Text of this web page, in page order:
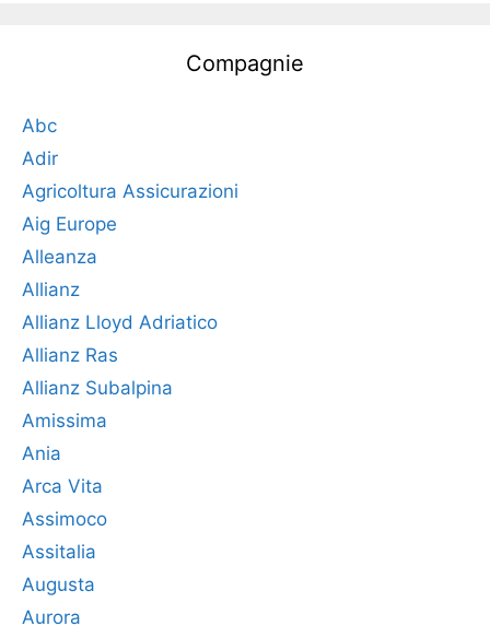
Compagnie
Abc
Adir
Agricoltura Assicurazioni
Aig Europe
Alleanza
Allianz
Allianz Lloyd Adriatico
Allianz Ras
Allianz Subalpina
Amissima
Ania
Arca Vita
Assimoco
Assitalia
Augusta
Aurora